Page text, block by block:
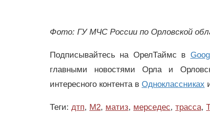
Фото: ГУ МЧС России по Орловской
Подписывайтесь на ОрелТаймс в
главными новостями Орла и
интересного контента в Одноклассниках
Теги: дтп, М2, матиз, мерседес, трасса,